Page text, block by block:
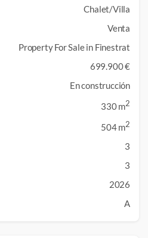
Chalet/Villa
Venta
Property For Sale in Finestrat
699.900 €
En construcción
330 m2
504 m2
3
3
2026
A